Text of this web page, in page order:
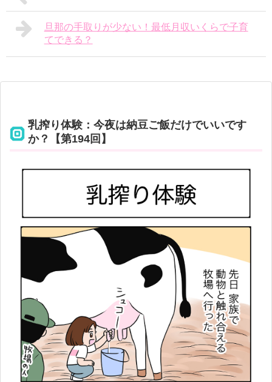
旦那の手取りが少ない！最低月収いくらで子育
てできる？
乳搾り体験：今夜は納豆ご飯だけでいいです
か？【第194回】